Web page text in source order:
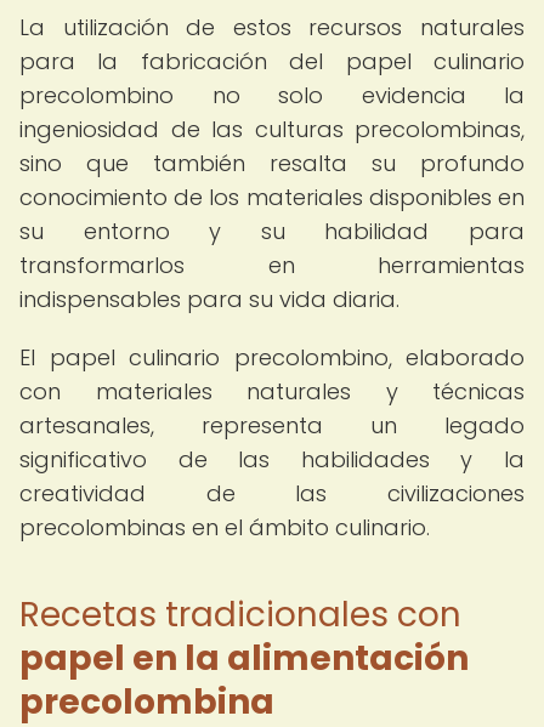
La utilización de estos recursos naturales
para la fabricación del papel culinario
precolombino no solo evidencia la
ingeniosidad de las culturas precolombinas,
sino que también resalta su profundo
conocimiento de los materiales disponibles en
su entorno y su habilidad para
transformarlos en herramientas
indispensables para su vida diaria.
El papel culinario precolombino, elaborado
con materiales naturales y técnicas
artesanales, representa un legado
significativo de las habilidades y la
creatividad de las civilizaciones
precolombinas en el ámbito culinario.
Recetas tradicionales con
papel en la alimentación
precolombina